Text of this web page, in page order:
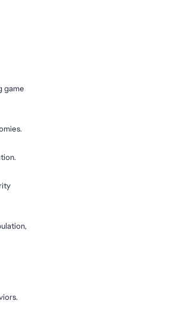
game